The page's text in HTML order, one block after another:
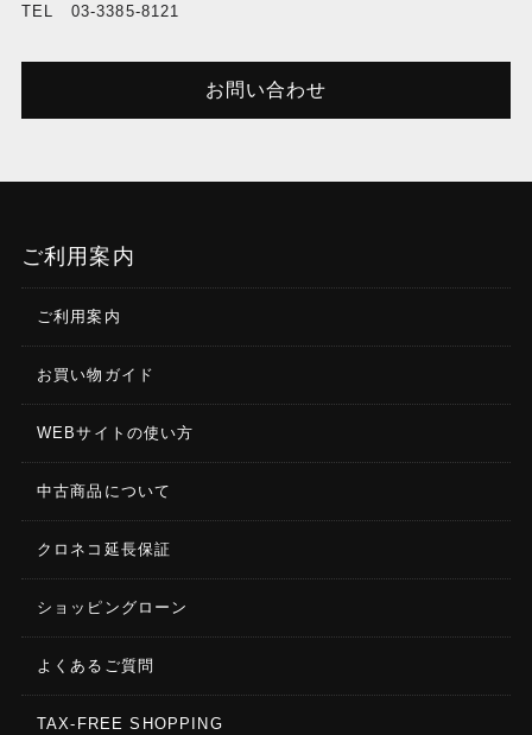
TEL 03-3385-8121
お問い合わせ
ご利用案内
ご利用案内
お買い物ガイド
WEBサイトの使い方
中古商品について
クロネコ延長保証
ショッピングローン
よくあるご質問
TAX-FREE SHOPPING